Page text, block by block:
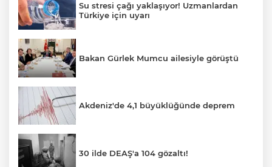
Su stresi çağı yaklaşıyor! Uzmanlardan
Türkiye için uyarı
Bakan Gürlek Mumcu ailesiyle görüştü
Akdeniz'de 4,1 büyüklüğünde deprem
30 ilde DEAŞ'a 104 gözaltı!